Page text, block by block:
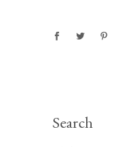
Search